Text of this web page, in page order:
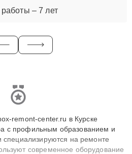
– 7 лет
remont-center.ru в Курске
с профильным образованием и
на ремонте
современное оборудование